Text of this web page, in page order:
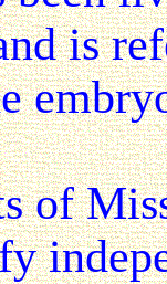
is
Miss